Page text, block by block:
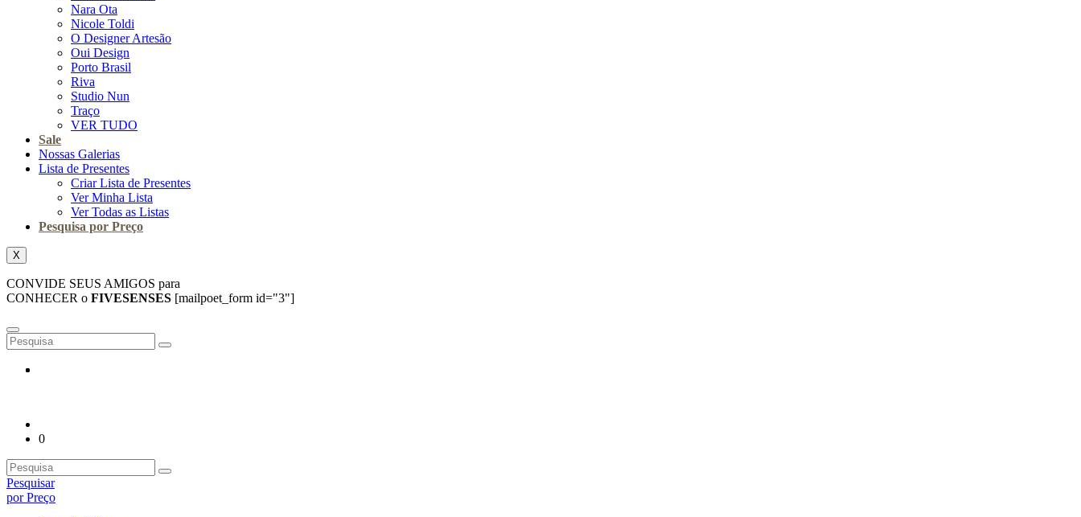
Nara Ota
Nicole Toldi
O Designer Artesão
Oui Design
Porto Brasil
Riva
Studio Nun
Traço
VER TUDO
Sale
Nossas Galerias
Lista de Presentes
Criar Lista de Presentes
Ver Minha Lista
Ver Todas as Listas
Pesquisa por Preço
X
CONVIDE SEUS AMIGOS para
CONHECER o FIVESENSES [mailpoet_form id="3"]
0
Pesquisar
por Preço